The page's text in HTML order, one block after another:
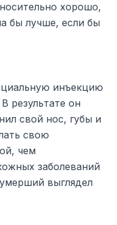
хорошо,
бы лучше, если бы
инъекцию
результате он
свой нос, губы и
свою
чем
заболеваний
выглядел